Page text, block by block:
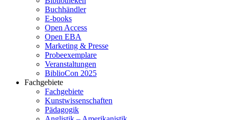
Buchhändler
E-books
Open Access
Open EBA
Marketing & Presse
Probeexemplare
Veranstaltungen
BiblioCon 2025
Fachgebiete
Fachgebiete
Kunstwissenschaften
Pädagogik